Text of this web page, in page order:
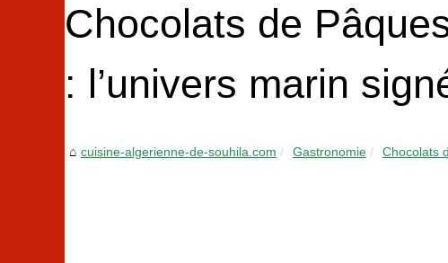
Chocolats de
: l’univers marin
cuisine-algerienne-de-souhila.com Gastronomie Chocolats